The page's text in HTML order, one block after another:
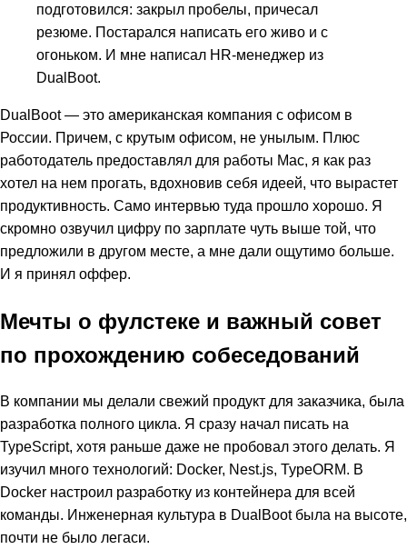
подготовился: закрыл пробелы, причесал
резюме. Постарался написать его живо и с
огоньком. И мне написал HR-менеджер из
DualBoot.
DualBoot — это американская компания с офисом в
России. Причем, с крутым офисом, не унылым. Плюс
работодатель предоставлял для работы Mac, я как раз
хотел на нем прогать, вдохновив себя идеей, что вырастет
продуктивность. Само интервью туда прошло хорошо. Я
скромно озвучил цифру по зарплате чуть выше той, что
предложили в другом месте, а мне дали ощутимо больше.
И я принял оффер.
Мечты о фулстеке и важный совет
по прохождению собеседований
В компании мы делали свежий продукт для заказчика, была
разработка полного цикла. Я сразу начал писать на
TypeScript, хотя раньше даже не пробовал этого делать. Я
изучил много технологий: Docker, Nest.js, TypeORM. В
Docker настроил разработку из контейнера для всей
команды. Инженерная культура в DualBoot была на высоте,
почти не было легаси.